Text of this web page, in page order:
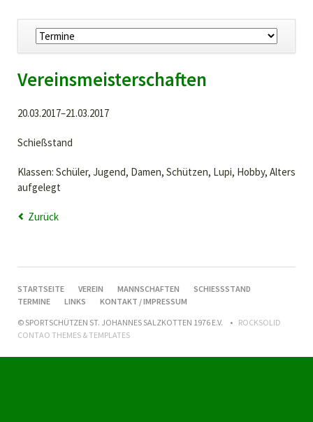
Navigation
überspringen
Vereinsmeisterschaften
20.03.2017–21.03.2017
Schießstand
Klassen: Schüler, Jugend, Damen, Schützen, Lupi, Hobby, Alters
aufgelegt
Zurück
NAVIGATION
ÜBERSPRINGEN
STARTSEITE VEREIN MANNSCHAFTEN
SCHIESSSTAND
TERMINE
LINKS
KONTAKT / IMPRESSUM
© SPORTSCHÜTZEN ST. JOHANNES SALZKOTTEN 1976 E.V.
ROCKSOLID
CONTAO THEMES & TEMPLATES